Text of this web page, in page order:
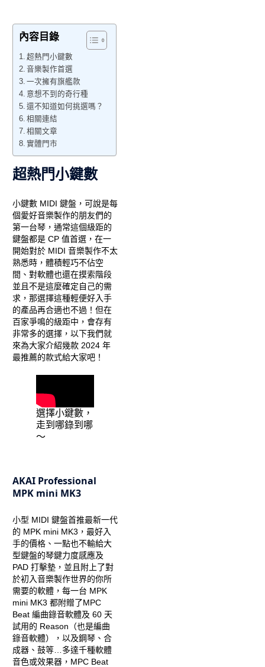
內容目錄
超熱門小鍵數
音樂製作首選
一次擁有旗艦款
意想不到的奇行種
還不知道如何挑選嗎？
相關連結
相關文章
實體門市
超熱門小鍵數
小鍵數 MIDI 鍵盤，可說是每
個愛好音樂製作的朋友們的
第一台琴，通常這個級距的
鍵盤都是 CP 值首選，在一
開始對於 MIDI 音樂製作不太
熟悉時，體積輕巧不佔空
間、對軟體也還在摸索階段
並且不是這麼確定自己的需
求，那選擇這種輕便好入手
的產品再合適也不過！但在
百家爭鳴的級距中，會存有
非常多的選擇，以下我們就
來為大家介紹幾款 2024 年
最推薦的款式給大家吧！
選擇小鍵數，
走到哪錄到哪
～
AKAI Professional
MPK mini MK3
小型 MIDI 鍵盤首推最新一代
的 MPK mini MK3，最好入
手的價格、一點也不輸給大
型鍵盤的琴鍵力度感應及
PAD 打擊墊，並且附上了對
於初入音樂製作世界的你所
需要的軟體，每一台 MPK
mini MK3 都附贈了MPC
Beat 編曲錄音軟體及 60 天
試用的 Reason（也是編曲
錄音軟體），以及鋼琴、合
成器、鼓等…多達千種軟體
音色或效果器，MPC Beat